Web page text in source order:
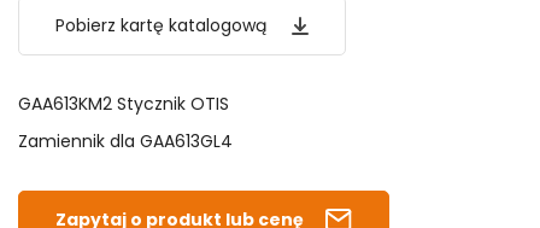
Pobierz kartę katalogową
GAA613KM2 Stycznik OTIS
Zamiennik dla GAA613GL4
Zapytaj o produkt lub cenę